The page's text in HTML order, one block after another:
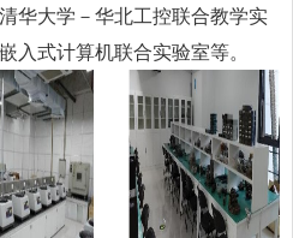
华大学－华北工控联合教学实
入式计算机联合实验室等。